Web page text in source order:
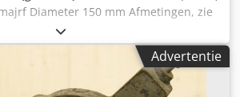
Diameter 150 mm Afmetingen, zie
Advertentie